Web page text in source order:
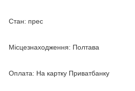
Стан: прес
Місцезнаходження: Полтава
Оплата: На картку Приватбанку